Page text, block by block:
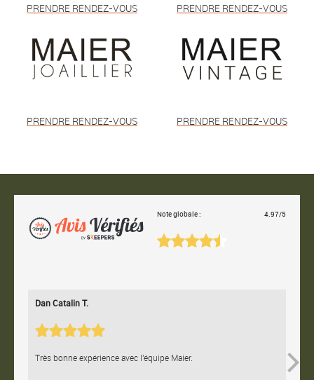
PRENDRE RENDEZ-VOUS PRENDRE RENDEZ-VOUS
PRENDRE RENDEZ-VOUS PRENDRE RENDEZ-VOUS
Note globale : 4.97/5
Dan Catalin T.
Très bonne expérience avec l'équipe Maier.